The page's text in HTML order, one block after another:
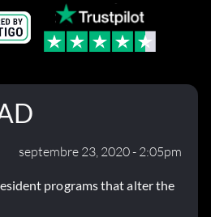
septembre 23, 2020 - 2:05pm
programs that alter the